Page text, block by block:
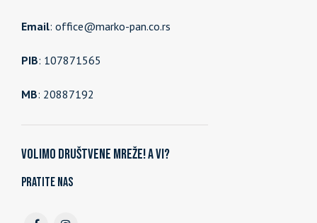
Email: office@marko-pan.co.rs
PIB: 107871565
MB: 20887192
Volimo društvene mreže! A vi?
Pratite nas